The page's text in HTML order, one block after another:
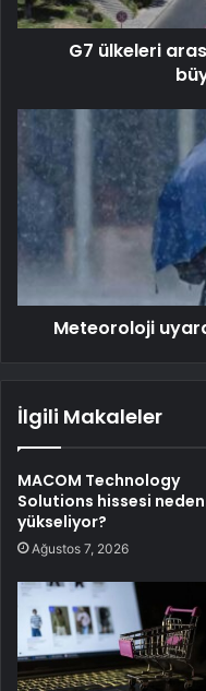
G7 ülkeleri
Meteoroloji
İlgili Makaleler
MACOM Technology
Solutions hissesi neden
yükseliyor?
Ağustos 7, 2026